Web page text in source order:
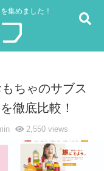
集めました！
ちゃのサブス
徹底比較！
2,550views